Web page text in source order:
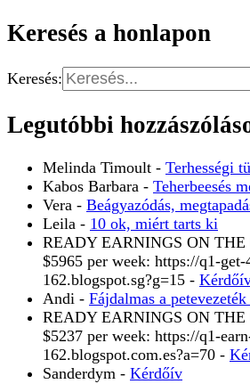
Keresés a honlapon
Keresés:
Legutóbbi
Melinda Timoult - Terhességi
Kabos Barbara - Teherbeesés
Vera - Beágyazódás,
Leila - 10 ok, miért tarts ki
READY EARNINGS ON
$5965 per week: https://q1-
162.blogspot.sg?g=15 -
Andi - Fájdalmas a
READY EARNINGS ON
$5237 per week: https://q1-
162.blogspot.com.es?a=70 -
Sanderdym - Kérdőív